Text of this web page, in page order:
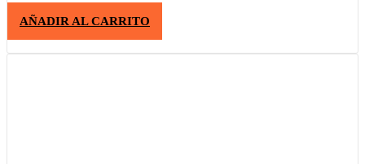
AÑADIR AL CARRITO